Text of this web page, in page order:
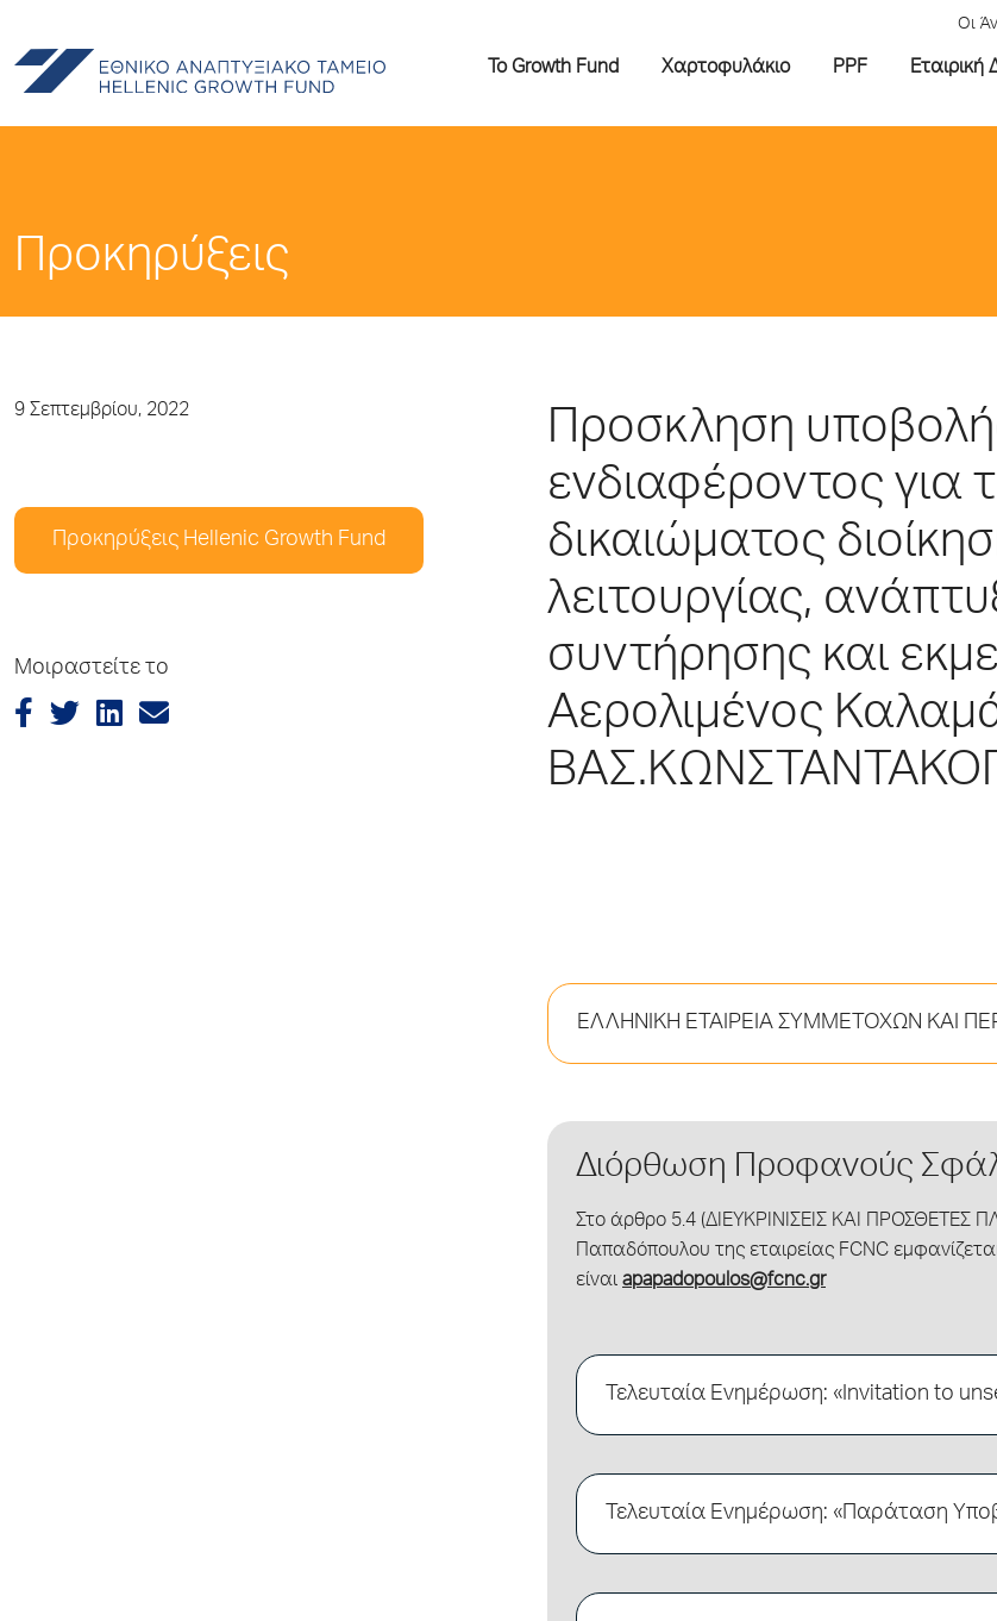
Οι
Το Growth Fund Χαρτοφυλάκιο PPF Εταιρική
Προκηρύξεις
9 Σεπτεμβρίου, 2022
Προκηρύξεις Hellenic Growth Fund
Μοιραστείτε το
Προσκληση
ενδιαφέροντος για
δικαιώματος
λειτουργίας,
συντήρησης και
Αερολιμένος
ΕΛΛΗΝΙΚΗ ΕΤΑΙΡΕΙΑ ΣΥΜΜΕΤΟΧΩΝ ΚΑΙ
Διόρθωση Προφανούς
Στο άρθρο 5.4 (ΔΙΕΥΚΡΙΝΙΣΕΙΣ ΚΑΙ ΠΡΟΣΘΕΤΕΣ
Παπαδόπουλου της εταιρείας FCNC
είναι apapadopoulos@fcnc.gr
Τελευταία Ενημέρωση: «Invitation to
Τελευταία Ενημέρωση: «Παράταση